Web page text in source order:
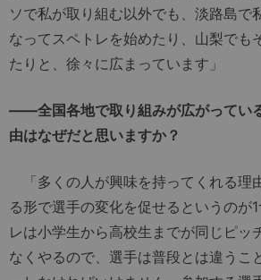
ソで私が取り組む以外でも、淡路島で
なってスペトレを始めたり、山梨でも
たりと、徐々に広まっています」
――全国各地で取り組みが広がってい
由はなぜだと思いますか？
「多くの人が興味を持ってくれる理
る形で選手の変化を促せるというのが
レは小学生から高校生までが同じピッ
なくやるので、選手は普段とは違うこ